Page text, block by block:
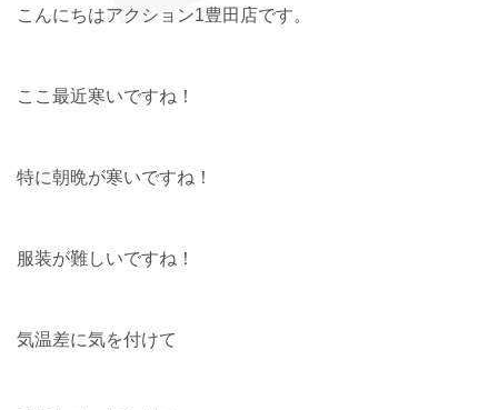
こんにちはアクション1豊田店です。
ここ最近寒いですね！
特に朝晩が寒いですね！
服装が難しいですね！
気温差に気を付けて